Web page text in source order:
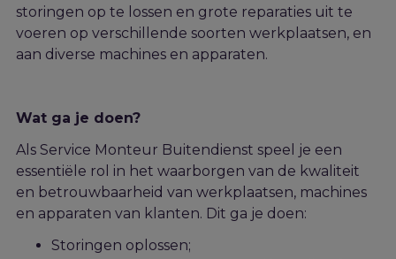
storingen op te lossen en grote reparaties uit te
voeren op verschillende soorten werkplaatsen, en
aan diverse machines en apparaten.
Wat ga je doen?
Als Service Monteur Buitendienst speel je een
essentiële rol in het waarborgen van de kwaliteit
en betrouwbaarheid van werkplaatsen, machines
en apparaten van klanten. Dit ga je doen:
Storingen oplossen;